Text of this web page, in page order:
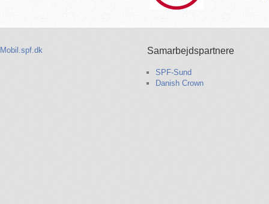
Mobil.spf.dk Samarbejdspartnere
SPF-Sund
Danish Crown